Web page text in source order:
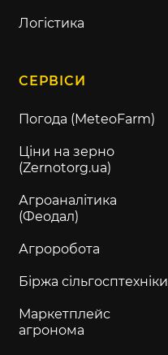
Логістика
СЕРВІСИ
Погода (MeteoFarm)
Ціни на зерно
(Zernotorg.ua)
Агроаналітика
(Феодал)
Агроробота
Біржа сільгосптехніки
Маркетплейс
агронома